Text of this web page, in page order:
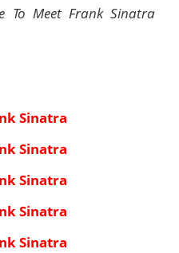
To Meet Frank Sinatra
Sinatra
Sinatra
Sinatra
Sinatra
Sinatra